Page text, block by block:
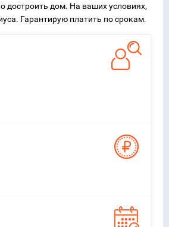
достроить дом. На ваших условиях,
Гарантирую платить по срокам.